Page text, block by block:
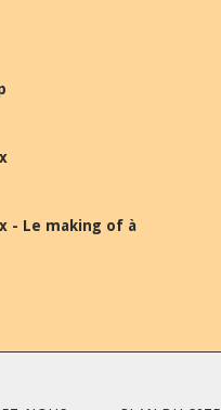
- Le making of à